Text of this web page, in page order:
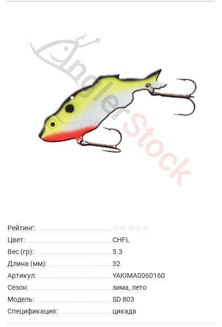
Рейтинг:
Цвет:
CHFL
Вес (гр):
5.3
Длина (мм):
32
Артикул:
YAKIMA0060160
Сезон:
зима, лето
Модель:
SD 803
Спецификация:
цикада